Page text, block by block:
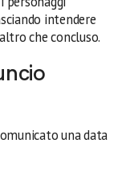
intendere
che concluso.
una data